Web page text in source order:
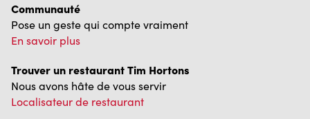
Communauté
Pose un geste qui compte vraiment
En savoir plus
Trouver un restaurant Tim Hortons
Nous avons hâte de vous servir
Localisateur de restaurant